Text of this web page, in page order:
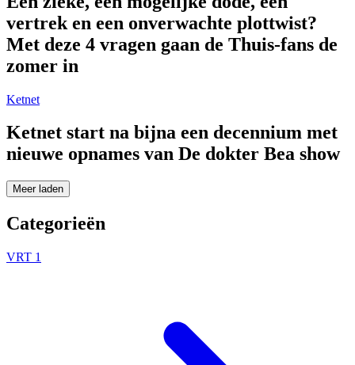
vertrek en een onverwachte plottwist?
Met deze 4 vragen gaan de Thuis-fans de
zomer in
Ketnet
Ketnet start na bijna een decennium met
nieuwe opnames van De dokter Bea show
Meer laden
Categorieën
VRT 1